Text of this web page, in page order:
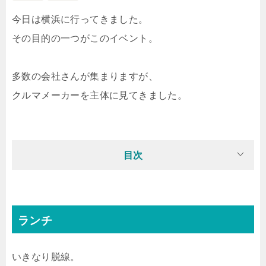
今日は横浜に行ってきました。
その目的の一つがこのイベント。
多数の会社さんが集まりますが、
クルマメーカーを主体に見てきました。
目次
ランチ
いきなり脱線。